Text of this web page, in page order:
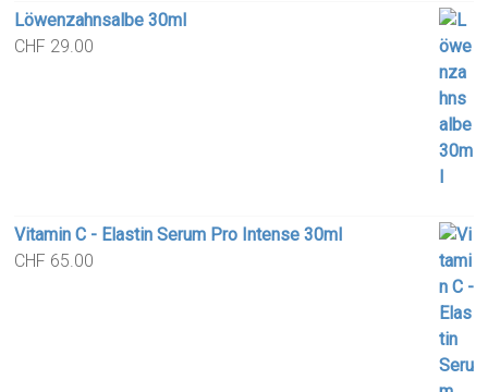
Löwenzahnsalbe 30ml
CHF 29.00
Vitamin C - Elastin Serum Pro Intense 30ml
CHF 65.00